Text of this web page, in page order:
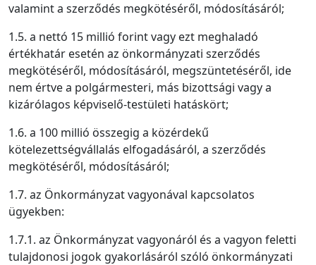
valamint a szerződés megkötéséről, módosításáról;
1.5. a nettó 15 millió forint vagy ezt meghaladó
értékhatár esetén az önkormányzati szerződés
megkötéséről, módosításáról, megszüntetéséről, ide
nem értve a polgármesteri, más bizottsági vagy a
kizárólagos képviselő-testületi hatáskört;
1.6. a 100 millió összegig a közérdekű
kötelezettségvállalás elfogadásáról, a szerződés
megkötéséről, módosításáról;
1.7. az Önkormányzat vagyonával kapcsolatos
ügyekben:
1.7.1. az Önkormányzat vagyonáról és a vagyon feletti
tulajdonosi jogok gyakorlásáról szóló önkormányzati